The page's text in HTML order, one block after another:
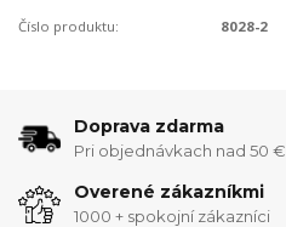
Číslo produktu: 8028-2
Doprava zdarma
Pri objednávkach nad 50 €
Overené zákazníkmi
1000 + spokojní zákazníci